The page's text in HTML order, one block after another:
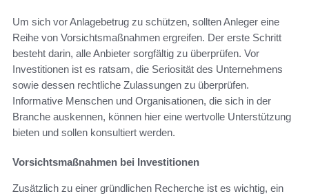
Um sich vor Anlagebetrug zu schützen, sollten Anleger eine
Reihe von Vorsichtsmaßnahmen ergreifen. Der erste Schritt
besteht darin, alle Anbieter sorgfältig zu überprüfen. Vor
Investitionen ist es ratsam, die Seriosität des Unternehmens
sowie dessen rechtliche Zulassungen zu überprüfen.
Informative Menschen und Organisationen, die sich in der
Branche auskennen, können hier eine wertvolle Unterstützung
bieten und sollen konsultiert werden.
Vorsichtsmaßnahmen bei Investitionen
Zusätzlich zu einer gründlichen Recherche ist es wichtig, ein